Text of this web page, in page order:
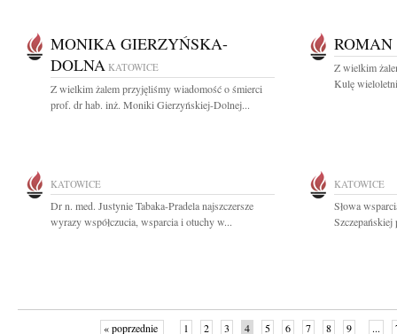
MONIKA GIERZYŃSKA-
DOLNA KATOWICE
Z wielkim żalem przyjęliśmy wiadomość o śmierci
prof. dr hab. inż. Moniki Gierzyńskiej-Dolnej...
Z wielkim
Kulę
KATOWICE
Dr n. med. Justynie Tabaka-Pradela najszczersze
wyrazy współczucia, wsparcia i otuchy w...
KATOWICE
Słowa
« poprzednie 1 2 3 4 5 6 7 8 9 ...